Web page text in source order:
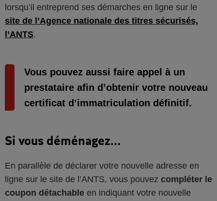
lorsqu’il entreprend ses démarches en ligne sur le
site de l’Agence nationale des titres sécurisés,
l’ANTS.
Vous pouvez aussi faire appel à un
prestataire afin d’obtenir votre nouveau
certificat d’immatriculation définitif.
Si vous déménagez…
En parallèle de déclarer votre nouvelle adresse en
ligne sur le site de l’ANTS, vous pouvez compléter le
coupon détachable en indiquant votre nouvelle